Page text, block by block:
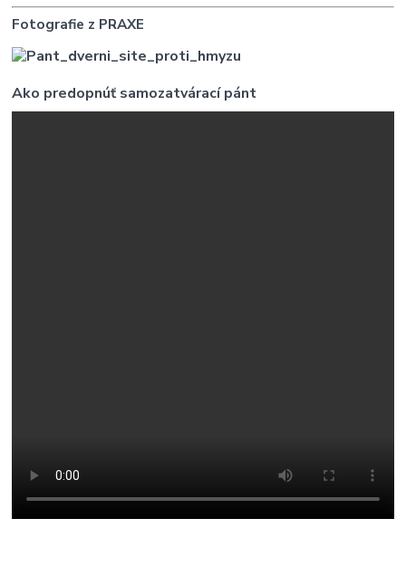
Fotografie z PRAXE
Ako predopnúť samozatvárací pánt